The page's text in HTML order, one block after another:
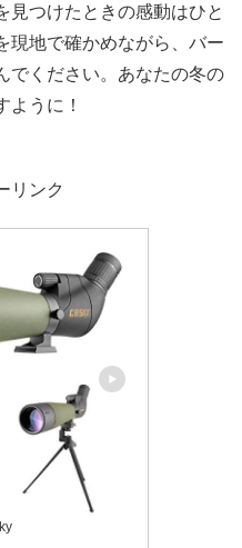
見つけたときの感動はひと
現地で確かめながら、バー
でください。あなたの冬の
ように！
リンク